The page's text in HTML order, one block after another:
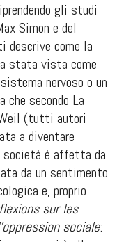
gli studi
Simon e del
descrive come la
stata vista come
nervoso o un
secondo La
(tutti autori
a diventare
società è affetta da
da un sentimento
e, proprio
sur les
sociale: